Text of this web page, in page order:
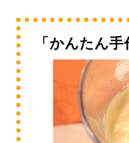
「かんたん